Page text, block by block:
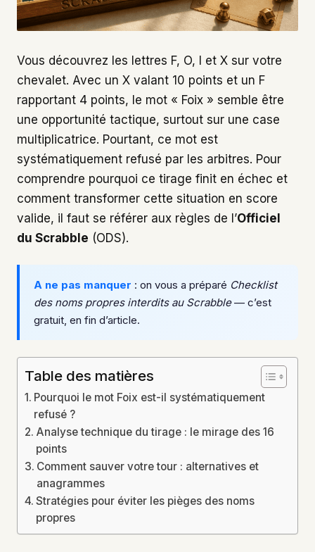
Vous découvrez les lettres F, O, I et X sur votre
chevalet. Avec un X valant 10 points et un F
rapportant 4 points, le mot « Foix » semble être
une opportunité tactique, surtout sur une case
multiplicatrice. Pourtant, ce mot est
systématiquement refusé par les arbitres. Pour
comprendre pourquoi ce tirage finit en échec et
comment transformer cette situation en score
valide, il faut se référer aux règles de l’Officiel
du Scrabble (ODS).
A ne pas manquer : on vous a préparé Checklist
des noms propres interdits au Scrabble— c’est
gratuit, en fin d’article.
Table des matières
Pourquoi le mot Foix est-il systématiquement
refusé ?
Analyse technique du tirage : le mirage des 16
points
Comment sauver votre tour : alternatives et
anagrammes
Stratégies pour éviter les pièges des noms
propres